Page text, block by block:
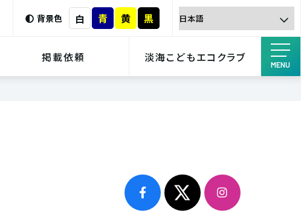
背景色 白 青 黄 黒
掲載依頼 淡海こどもエコクラブ
MENU